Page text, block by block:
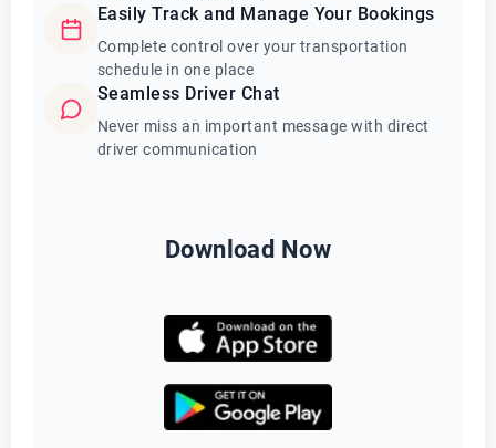
Easily Track and Manage Your Bookings
Complete control over your transportation
schedule in one place
Seamless Driver Chat
Never miss an important message with direct
driver communication
Download Now